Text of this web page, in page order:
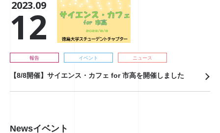
2023.09
12
報告 イベント ニュース
【8/8開催】サイエンス・カフェ for 市高を開催しました
Newsイベント